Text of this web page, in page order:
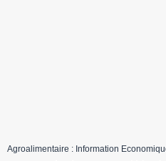
Agroalimentaire : Information